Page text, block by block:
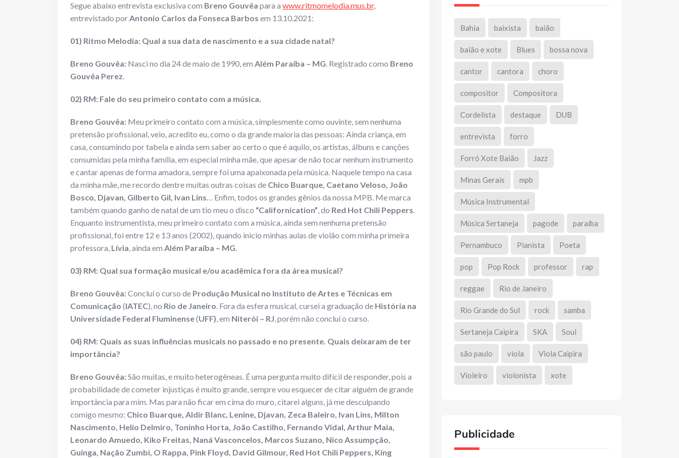
Segue abaixo entrevista exclusiva com Breno Gouvêa para a www.ritmomelodia.mus.br,
entrevistado porAntonio Carlos da Fonseca Barbos em 13.10.2021:
01) Ritmo Melodia: Qual a sua data de nascimento e a sua cidade natal?
Breno Gouvêa: Nasci no dia 24 de maio de 1990, em Além Paraíba – MG. Registrado como Breno
Gouvêa Perez.
02) RM: Fale do seu primeiro contato com a música.
Breno Gouvêa: Meu primeiro contato com a música, simplesmente como ouvinte, sem nenhuma
pretensão profissional, veio, acredito eu, como o da grande maioria das pessoas: Ainda criança, em
casa, consumindo por tabela e ainda sem saber ao certo o que é aquilo, os artistas, álbuns e canções
consumidas pela minha família, em especial minha mãe, que apesar de não tocar nenhum instrumento
e cantar apenas de forma amadora, sempre foi uma apaixonada pela música. Naquele tempo na casa
da minha mãe, me recordo dentre muitas outras coisas de Chico Buarque, Caetano Veloso, João
Bosco, Djavan, Gilberto Gil, Ivan Lins… Enfim, todos os grandes gênios da nossa MPB. Me marca
também quando ganho de natal de um tio meu o disco “Californication”, do Red Hot Chili Peppers.
Enquanto instrumentista, meu primeiro contato com a música, ainda sem nenhuma pretensão
profissional, foi entre 12 e 13 anos (2002), quando inicio minhas aulas de violão com minha primeira
professora, Lívia, ainda em Além Paraíba – MG.
03) RM: Qual sua formação musical e/ou acadêmica fora da área musical?
Breno Gouvêa:Concluí o curso de Produção Musical no Instituto de Artes e Técnicas em
Comunicação (IATEC), no Rio de Janeiro. Fora da esfera musical, cursei a graduação de História na
Universidade Federal Fluminense(UFF), em Niterói – RJ, porém não concluí o curso.
04) RM: Quais as suas influências musicais no passado e no presente. Quais deixaram de ter
importância?
Breno Gouvêa:São muitas, e muito heterogêneas. É uma pergunta muito difícil de responder, pois a
probabilidade de cometer injustiças é muito grande, sempre vou esquecer de citar alguém de grande
importância para mim. Mas para não ficar em cima do muro, citarei alguns, já me desculpando
comigo mesmo: Chico Buarque, Aldir Blanc, Lenine, Djavan, Zeca Baleiro, Ivan Lins, Milton
Nascimento, Helio Delmiro, Toninho Horta, João Castilho, Fernando Vidal, Arthur Maia,
Leonardo Amuedo, Kiko Freitas, Naná Vasconcelos, Marcos Suzano, Nico Assumpção,
Guinga, Nação Zumbi, O Rappa, Pink Floyd, David Gilmour, Red Hot Chili Peppers, King
Bahia baixista baião
baião e xote Blues bossa nova
cantor cantora choro
compositor Compositora
Cordelista destaque DUB
entrevista forro
Forró Xote Baião Jazz
Minas Gerais mpb
Música Instrumental
Música Sertaneja pagode paraíba
Pernambuco Pianista Poeta
pop Pop Rock professor rap
reggae Rio de Janeiro
Rio Grande do Sul rock samba
Sertaneja Caipira SKA Soul
são paulo viola Viola Caipira
Violeiro violonista xote
Publicidade